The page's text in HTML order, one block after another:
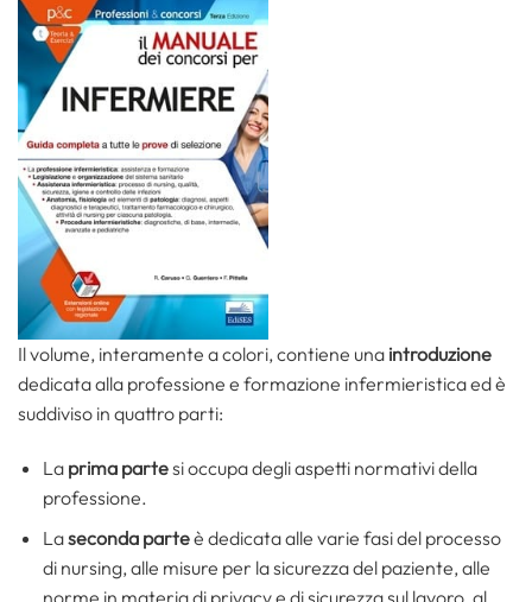
Il volume, interamente a colori, contiene una introduzione
dedicata alla professione e formazione infermieristica ed è
suddiviso in quattro parti:
La prima partesi occupa degli aspetti normativi della
professione.
Laseconda parteè dedicata alle varie fasi del processo
di nursing, alle misure per la sicurezza del paziente, alle